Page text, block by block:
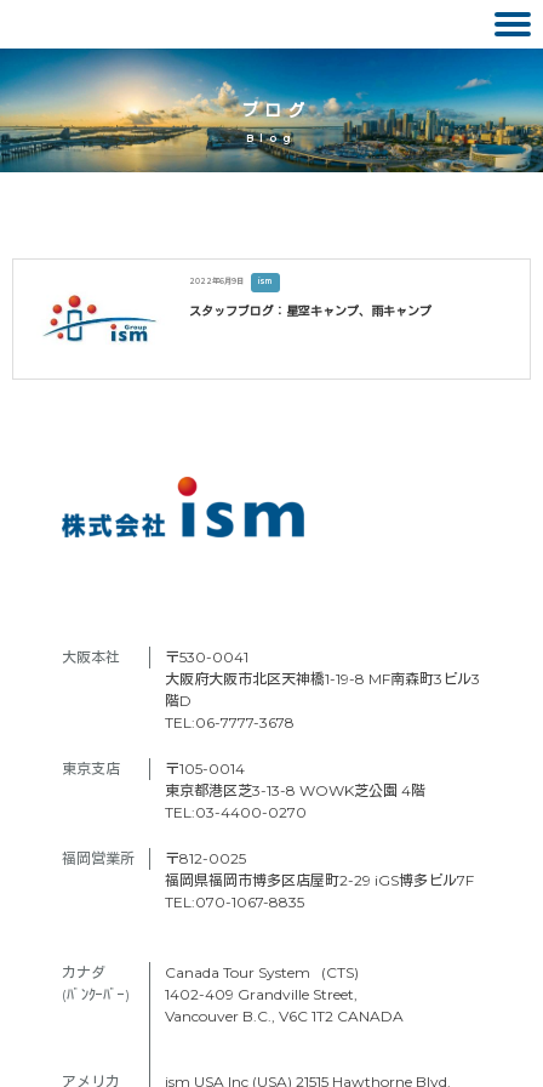
to
content
ブログ
Blog
2022年6月9日 ism
スタッフブログ：星空キャンプ、雨キャンプ
大阪本社
〒530-0041
大阪府大阪市北区天神橋1-19-8 MF南森町3ビル3
階D
TEL:06-7777-3678
東京支店
〒105-0014
東京都港区芝3-13-8 WOWK芝公園 4階
TEL:03-4400-0270
福岡営業所
〒812-0025
福岡県福岡市博多区店屋町2-29 iGS博多ビル7F
TEL:070-1067-8835
カナダ
(ﾊﾞﾝｸｰﾊﾞｰ)
アメリカ
Canada Tour System (CTS)
1402-409 Grandville Street,
Vancouver B.C., V6C 1T2 CANADA
ism USA Inc (USA) 21515 Hawthorne Blvd.